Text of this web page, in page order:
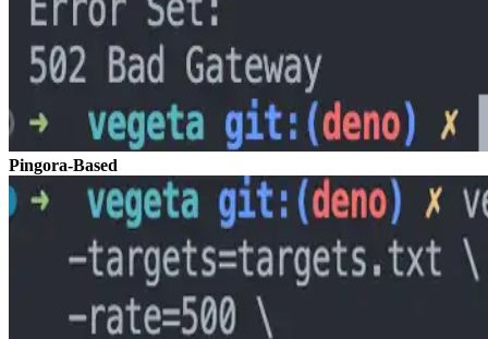
Pingora-Based